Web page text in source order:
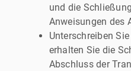
und die
Anweisungen des
Unterschreiben
erhalten Sie die
Abschluss der